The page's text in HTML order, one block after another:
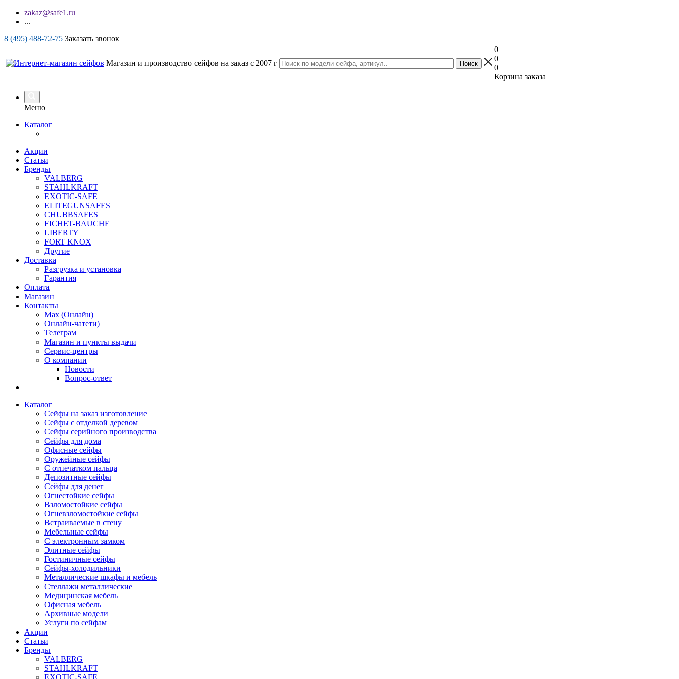
zakaz@safe1.ru
...
8 (495) 488-72-75 Заказать звонок
Магазин и производство сейфов на заказ с 2007 г
0
0
0
Корзина заказа
Меню
Каталог
Акции
Статьи
Бренды
VALBERG
STAHLKRAFT
EXOTIC-SAFE
ELITEGUNSAFES
CHUBBSAFES
FICHET-BAUCHE
LIBERTY
FORT KNOX
Другие
Доставка
Разгрузка и установка
Гарантия
Оплата
Магазин
Контакты
Max (Онлайн)
Онлайн-чатети)
Телеграм
Магазин и пункты выдачи
Сервис-центры
О компании
Новости
Вопрос-ответ
Каталог
Сейфы на заказ изготовление
Сейфы с отделкой деревом
Сейфы серийного производства
Сейфы для дома
Офисные сейфы
Оружейные сейфы
С отпечатком пальца
Депозитные сейфы
Сейфы для денег
Огнестойкие сейфы
Взломостойкие сейфы
Огневзломостойкие сейфы
Встраиваемые в стену
Мебельные сейфы
С электронным замком
Элитные сейфы
Гостиничные сейфы
Сейфы-холодильники
Металлические шкафы и мебель
Стеллажи металлические
Медицинская мебель
Офисная мебель
Архивные модели
Услуги по сейфам
Акции
Статьи
Бренды
VALBERG
STAHLKRAFT
EXOTIC-SAFE